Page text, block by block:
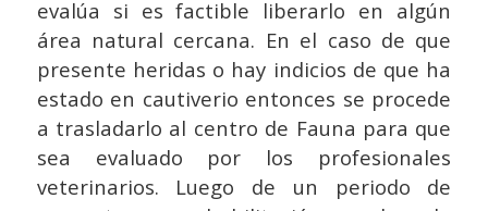
evalúa si es factible liberarlo en algún
área natural cercana. En el caso de que
presente heridas o hay indicios de que ha
estado en cautiverio entonces se procede
a trasladarlo al centro de Fauna para que
sea evaluado por los profesionales
veterinarios. Luego de un periodo de